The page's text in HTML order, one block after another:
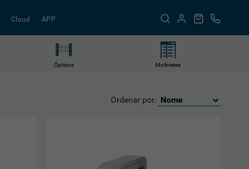
Cloud APP
Ópticos Molinetes
Ordenar por: